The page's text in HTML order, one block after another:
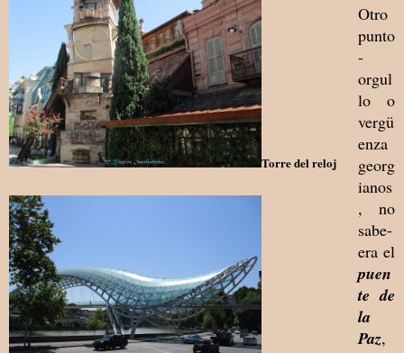
Torre del reloj
Otro
punto
-
orgul
lo o
vergü
enza
georg
ianos
, no
sabe-
era el
puen
te de
la
Paz,